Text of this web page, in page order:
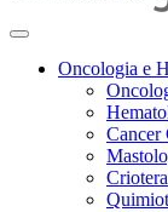
Oncologia e
Cancer